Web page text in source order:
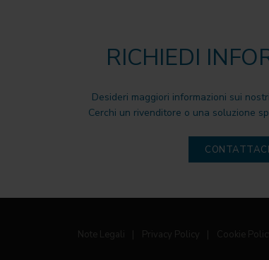
RICHIEDI
Desideri maggiori informazioni sui
Cerchi un rivenditore o una soluzione
CONTATTACI
Note Legali Privacy Policy Cookie